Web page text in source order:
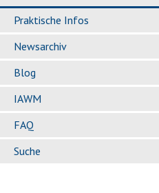
Praktische Infos
Newsarchiv
Blog
IAWM
FAQ
Suche